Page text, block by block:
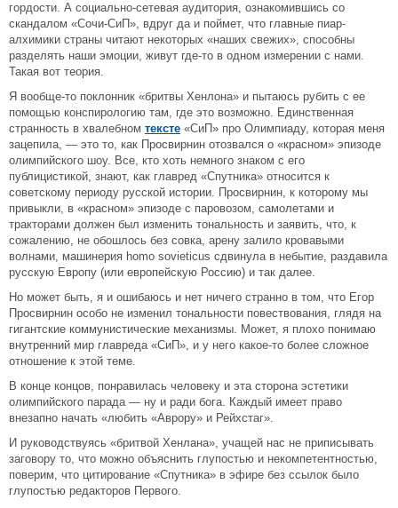
гордости. А социально-сетевая аудитория, ознакомившись со
скандалом «Сочи-СиП», вдруг да и поймет, что главные пиар-
алхимики страны читают некоторых «наших свежих», способны
разделять наши эмоции, живут где-то в одном измерении с нами.
Такая вот теория.
Я вообще-то поклонник «бритвы Хенлона» и пытаюсь рубить с ее
помощью конспирологию там, где это возможно. Единственная
странность в хвалебном тексте «СиП» про Олимпиаду, которая меня
зацепила, — это то, как Просвирнин отозвался о «красном» эпизоде
олимпийского шоу. Все, кто хоть немного знаком с его
публицистикой, знают, как главред «Спутника» относится к
советскому периоду русской истории. Просвирнин, к которому мы
привыкли, в «красном» эпизоде с паровозом, самолетами и
тракторами должен был изменить тональность и заявить, что, к
сожалению, не обошлось без совка, арену залило кровавыми
волнами, машинерия homo sovieticus сдвинула в небытие, раздавила
русскую Европу (или европейскую Россию) и так далее.
Но может быть, я и ошибаюсь и нет ничего странно в том, что Егор
Просвирнин особо не изменил тональности повествования, глядя на
гигантские коммунистические механизмы. Может, я плохо понимаю
внутренний мир главреда «СиП», и у него какое-то более сложное
отношение к этой теме.
В конце концов, понравилась человеку и эта сторона эстетики
олимпийского парада — ну и ради бога. Каждый имеет право
внезапно начать «любить «Аврору» и Рейхстаг».
И руководствуясь «бритвой Хенлана», учащей нас не приписывать
заговору то, что можно объяснить глупостью и некомпетентностью,
поверим, что цитирование «Спутника» в эфире без ссылок было
глупостью редакторов Первого.